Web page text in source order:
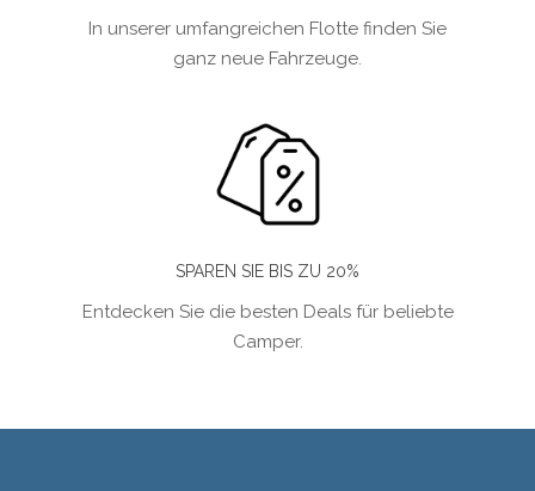
In unserer umfangreichen Flotte finden Sie
ganz neue Fahrzeuge.
SPAREN SIE BIS ZU 20%
Entdecken Sie die besten Deals für beliebte
Camper.